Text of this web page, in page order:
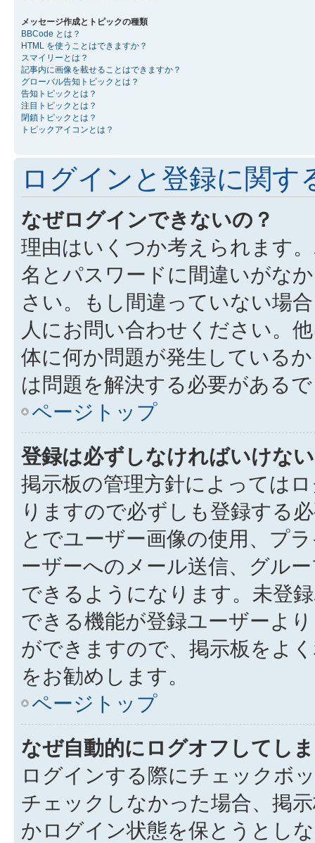
メッセージ作成とトピックの種類
BBCode とは？
HTML を使うことはできますか？
スマイリーとは？
記事内に画像を載せることはできますか？
グローバル告知トピックとは？
告知トピックとは？
注目トピックとは？
閉鎖トピックとは？
トピックアイコンとは？
ログインと登録に関す
なぜログインできないの？
理由はいくつか考えられます
名とパスワードに間違いがな
さい。もし間違っていない場
人にお問い合わせください。
体に何か問題が発生している
は問題を解決する必要がある
ページトップ
登録は必ずしなければいけな
掲示板の管理方針によっては
りますので必ずしも登録する
とでユーザー画像の使用、プ
ーザーへのメール送信、グル
できるようになります。未登
できる機能が登録ユーザーよ
ができますので、掲示板をよ
をお勧めします。
ページトップ
なぜ自動的にログオフしてし
ログインする際にチェックボ
チェックしなかった場合、掲
かログイン状態を保とうとし